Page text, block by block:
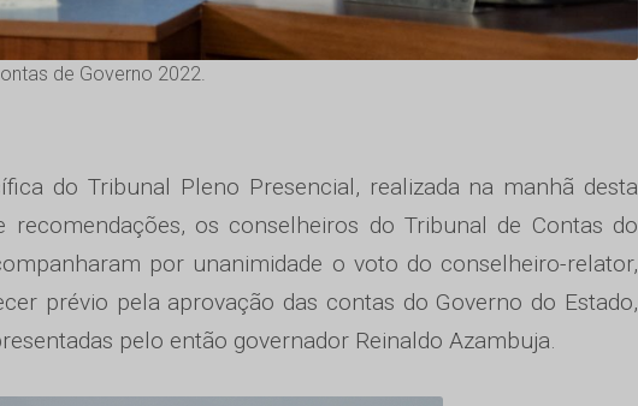
de Governo 2022.
do Tribunal Pleno Presencial, realizada na manhã desta
recomendações, os conselheiros do Tribunal de Contas do
por unanimidade o voto do conselheiro-relator,
prévio pela aprovação das contas do Governo do Estado,
pelo então governador Reinaldo Azambuja.